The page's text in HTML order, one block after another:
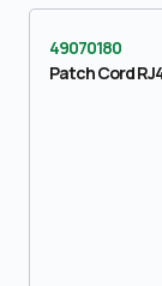
49070180
Patch Cord